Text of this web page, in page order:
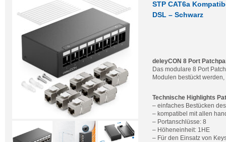
STP CAT6a
DSL – Schwarz
deleyCON 8 Port
Das modulare 8 Port
Modulen bestückt
Technische Highlights
– einfaches Bestücken
– kompatibel mit allen
– Portanschlüsse: 8
– Höheneinheit: 1HE
– Für den Einsatz von